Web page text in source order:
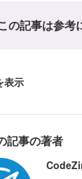
の記事は参考
表示
記事の著者